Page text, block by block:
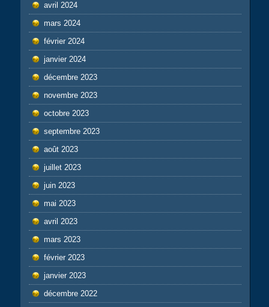
avril 2024
mars 2024
février 2024
janvier 2024
décembre 2023
novembre 2023
octobre 2023
septembre 2023
août 2023
juillet 2023
juin 2023
mai 2023
avril 2023
mars 2023
février 2023
janvier 2023
décembre 2022